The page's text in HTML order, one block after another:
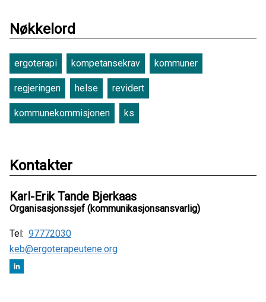
Nøkkelord
ergoterapi kompetansekrav kommuner
regjeringen helse revidert
kommunekommisjonen ks
Kontakter
Karl-Erik Tande Bjerkaas
Organisasjonssjef (kommunikasjonsansvarlig)
Tel: 97772030
keb@ergoterapeutene.org